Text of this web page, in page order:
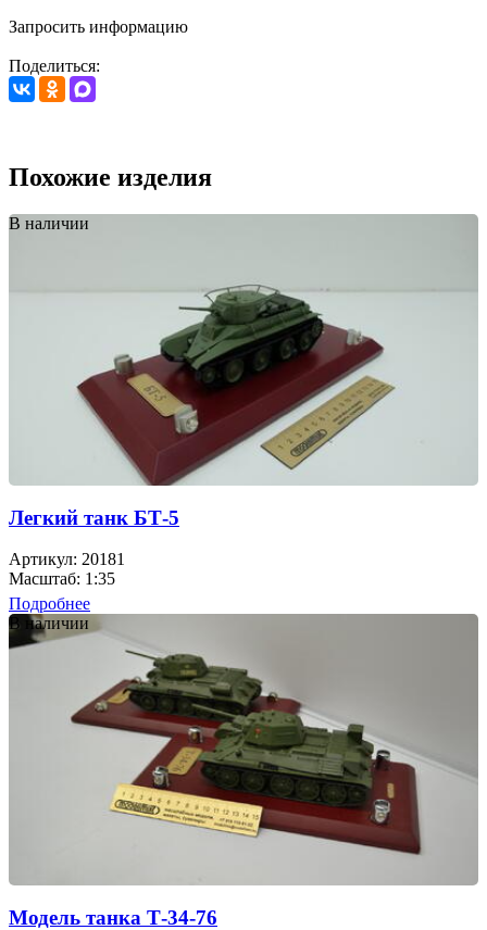
Запросить информацию
Поделиться:
Похожие изделия
В наличии
Легкий танк БТ-5
Артикул: 20181
Масштаб: 1:35
Подробнее
В наличии
Модель танка Т-34-76